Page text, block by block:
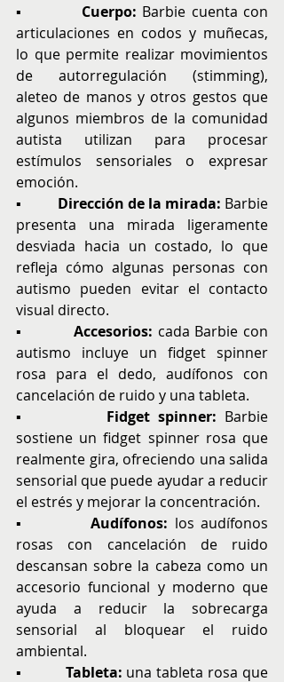
▪ Cuerpo: Barbie cuenta con
articulaciones en codos y muñecas,
lo que permite realizar movimientos
de autorregulación (stimming),
aleteo de manos y otros gestos que
algunos miembros de la comunidad
autista utilizan para procesar
estímulos sensoriales o expresar
emoción.
▪ Dirección de la mirada: Barbie
presenta una mirada ligeramente
desviada hacia un costado, lo que
refleja cómo algunas personas con
autismo pueden evitar el contacto
visual directo.
▪ Accesorios: cada Barbie con
autismo incluye un fidget spinner
rosa para el dedo, audífonos con
cancelación de ruido y una tableta.
▪ Fidget spinner: Barbie
sostiene un fidget spinner rosa que
realmente gira, ofreciendo una salida
sensorial que puede ayudar a reducir
el estrés y mejorar la concentración.
▪ Audífonos: los audífonos
rosas con cancelación de ruido
descansan sobre la cabeza como un
accesorio funcional y moderno que
ayuda a reducir la sobrecarga
sensorial al bloquear el ruido
ambiental.
▪ Tableta: una tableta rosa que